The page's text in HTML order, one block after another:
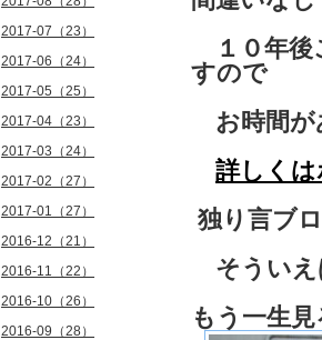
１０年後
すので
お時間が
詳しく
独り言ブ
そういえ
もう一生
2017-07（23）
2017-06（24）
2017-05（25）
2017-04（23）
2017-03（24）
2017-02（27）
2017-01（27）
2016-12（21）
2016-11（22）
2016-10（26）
2016-09（28）